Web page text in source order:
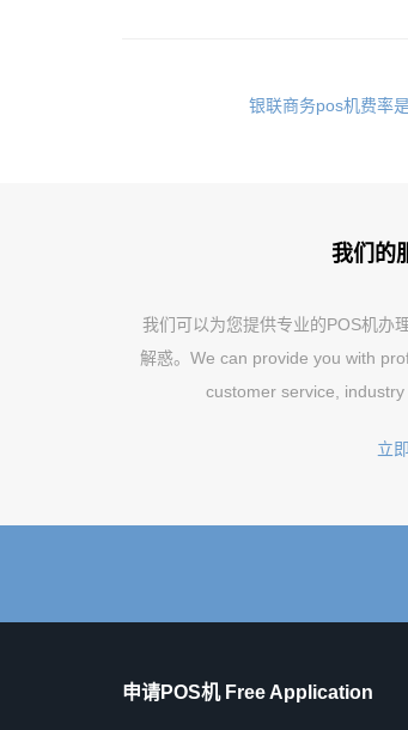
银联商务pos机费率
我们的
我们可以为您提供专业的POS机办
解惑。We can provide you with
customer service,
立
申请POS机 Free Application